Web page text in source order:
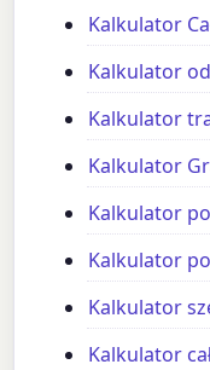
Kalkulator
Kalkulator
Kalkulator
Kalkulator
Kalkulator
Kalkulator
Kalkulator
Kalkulator